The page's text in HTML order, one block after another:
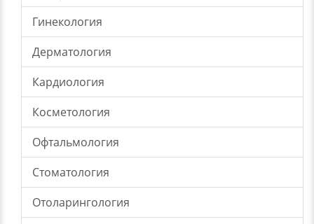
Гинекология
Дерматология
Кардиология
Косметология
Офтальмология
Стоматология
Отоларингология